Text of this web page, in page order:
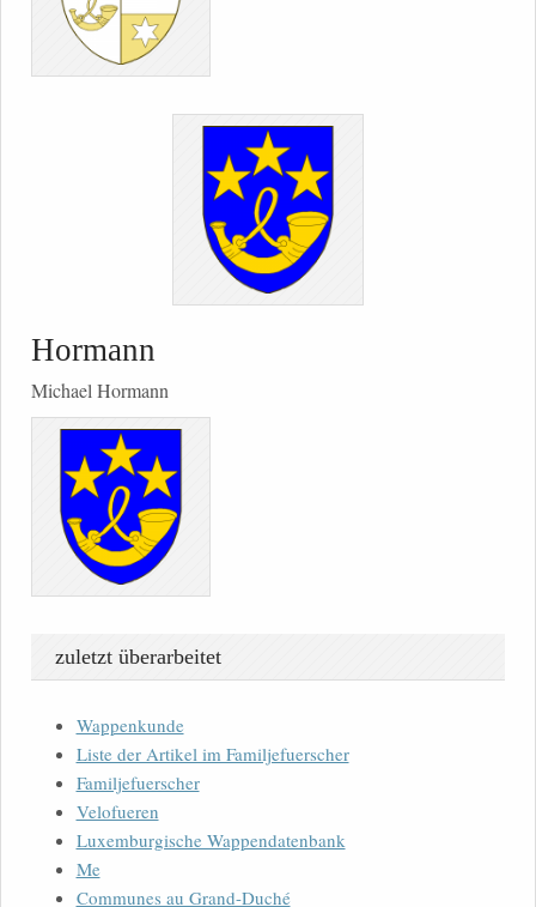
Hormann
Michael Hormann
zuletzt überarbeitet
Wappenkunde
Liste der Artikel im Familjefuerscher
Familjefuerscher
Velofueren
Luxemburgische Wappendatenbank
Me
Communes au Grand-Duché